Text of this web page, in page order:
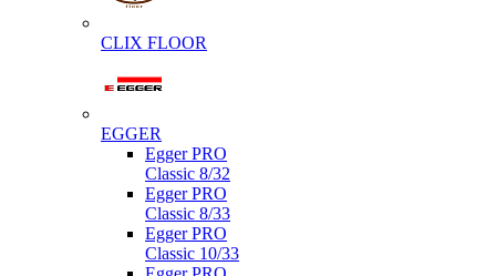
CLIX FLOOR
EGGER
Egger PRO
Classic 8/32
Egger PRO
Classic 8/33
Egger PRO
Classic 10/33